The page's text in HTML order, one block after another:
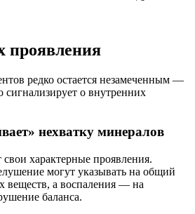
проявления
редко остается незамеченным —
сигнализирует о внутренних
нехватку минералов
характерные проявления.
могут указывать на общий
веществ, а воспаления — на
баланса.